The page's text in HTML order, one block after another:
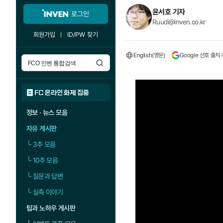
로그인
회원가입 ID/PW 찾기
FC 온라인 화제 집중
정보 · 뉴스 모음
자유 게시판
└3추 모음
└10추 모음
└질문과 답변
└실축 이야기
팁과 노하우 게시판
윤서호 기자
Ruudi@inven.co.kr
English(영문) Google 선호 출처